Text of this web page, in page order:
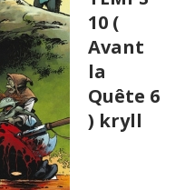
10 (
Avant
la
Quête 6
) kryll